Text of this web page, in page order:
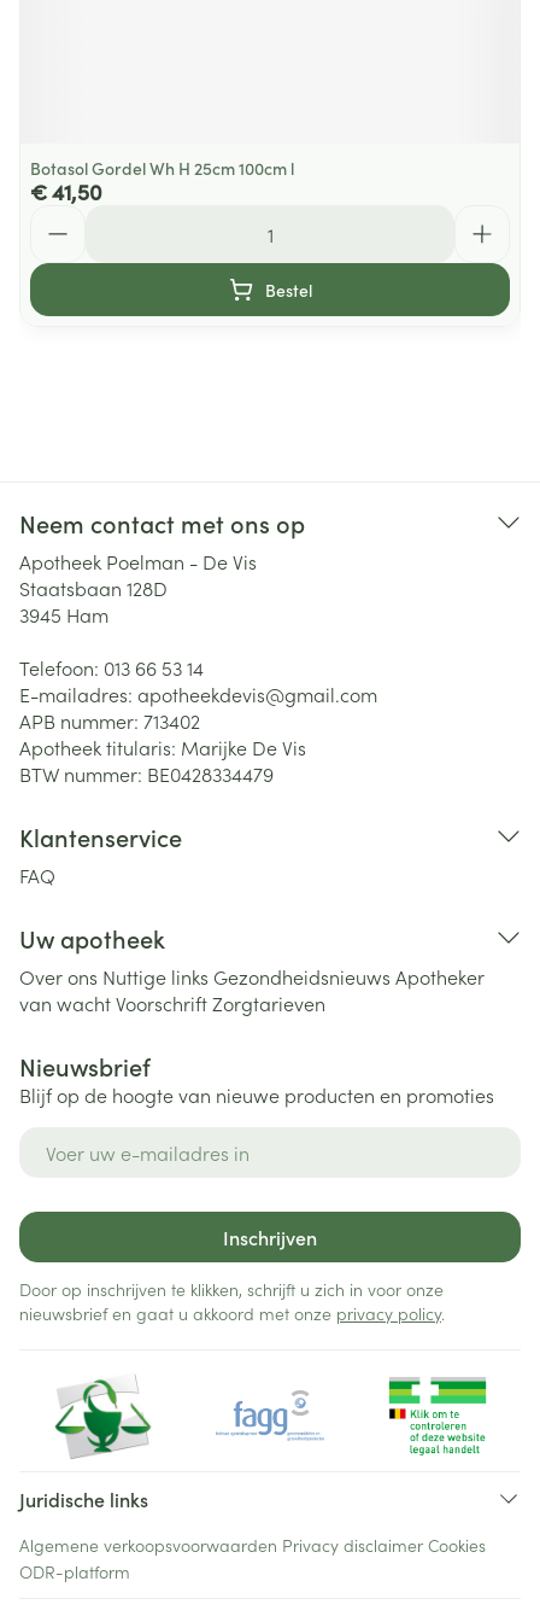
Botasol Gordel Wh H 25cm 100cm l
€ 41,50
Bestel
Neem contact met ons op
Apotheek Poelman - De Vis
Staatsbaan 128D
3945 Ham
Telefoon: 013 66 53 14
E-mailadres: apotheekdevis@gmail.com
APB nummer: 713402
Apotheek titularis: Marijke De Vis
BTW nummer: BE0428334479
Klantenservice
FAQ
Uw apotheek
Over ons Nuttige links Gezondheidsnieuws Apotheker
van wachtVoorschriftZorgtarieven
Nieuwsbrief
Blijf op de hoogte van nieuwe producten en promoties
Inschrijven
Door op inschrijven te klikken, schrijft u zich in voor onze
nieuwsbrief en gaat u akkoord met onze privacy policy.
Juridische links
Algemene verkoopsvoorwaarden Privacy disclaimer Cookies
ODR-platform